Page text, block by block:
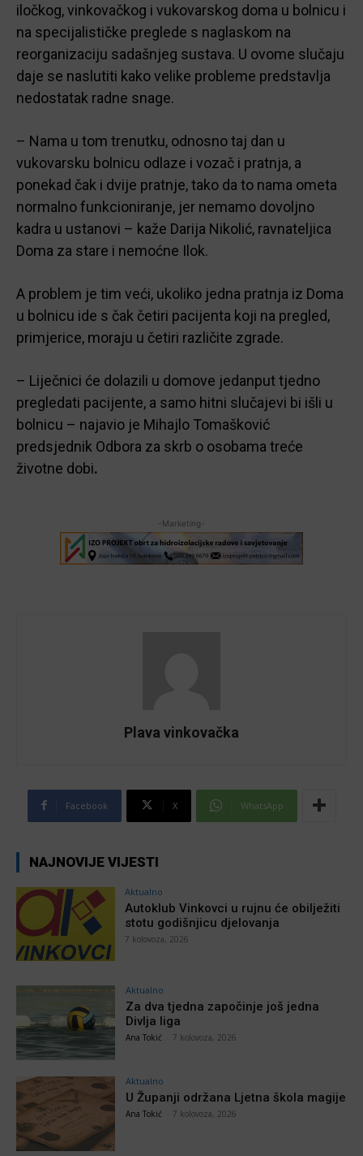
iločkog, vinkovačkog i vukovarskog doma u bolnicu i
na specijalističke preglede s naglaskom na
reorganizaciju sadašnjeg sustava. U ovome slučaju
daje se naslutiti kako velike probleme predstavlja
nedostatak radne snage.
– Nama u tom trenutku, odnosno taj dan u
vukovarsku bolnicu odlaze i vozač i pratnja, a
ponekad čak i dvije pratnje, tako da to nama ometa
normalno funkcioniranje, jer nemamo dovoljno
kadra u ustanovi – kaže Darija Nikolić, ravnateljica
Doma za stare i nemoćne Ilok.
A problem je tim veći, ukoliko jedna pratnja iz Doma
u bolnicu ide s čak četiri pacijenta koji na pregled,
primjerice, moraju u četiri različite zgrade.
– Liječnici će dolazili u domove jedanput tjedno
pregledati pacijente, a samo hitni slučajevi bi išli u
bolnicu – najavio je Mihajlo Tomašković
predsjednik Odbora za skrb o osobama treće
životne dobi.
-Marketing-
Plava vinkovačka
Facebook X WhatsApp
NAJNOVIJE VIJESTI
Aktualno
Autoklub Vinkovci u rujnu će obilježiti
stotu godišnjicu djelovanja
7 kolovoza, 2026
Aktualno
Za dva tjedna započinje još jedna
Divlja liga
Ana Tokić 7 kolovoza, 2026
Aktualno
U Županji održana Ljetna škola magije
Ana Tokić 7 kolovoza, 2026